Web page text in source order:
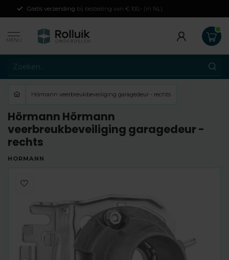
Gratis verzending bij besteding van € 100,- (in NL)
MENU
Hörmann veerbreukbeveiliging garagedeur - rechts
Hörmann Hörmann
veerbreukbeveiliging garagedeur -
rechts
HÖRMANN